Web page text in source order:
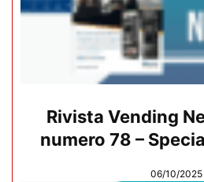
Rivista Vending
numero 78 –
06/10/2025